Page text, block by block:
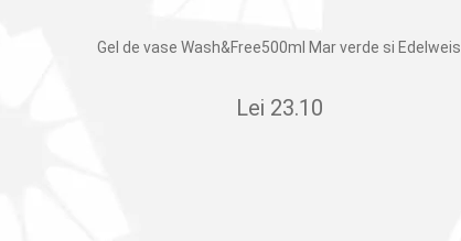
Gel de vase Wash&Free500ml Mar verde si Edelweis
Lei 23.10